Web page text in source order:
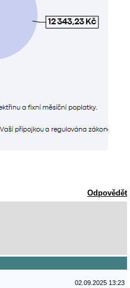
Odpovědět
02.09.2025 13:23